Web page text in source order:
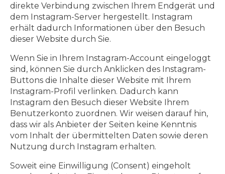
direkte Verbindung zwischen Ihrem Endgerät und
dem Instagram-Server hergestellt. Instagram
erhält dadurch Informationen über den Besuch
dieser Website durch Sie.
Wenn Sie in Ihrem Instagram-Account eingeloggt
sind, können Sie durch Anklicken des Instagram-
Buttons die Inhalte dieser Website mit Ihrem
Instagram-Profil verlinken. Dadurch kann
Instagram den Besuch dieser Website Ihrem
Benutzerkonto zuordnen. Wir weisen darauf hin,
dass wir als Anbieter der Seiten keine Kenntnis
vom Inhalt der übermittelten Daten sowie deren
Nutzung durch Instagram erhalten.
Soweit eine Einwilligung (Consent) eingeholt